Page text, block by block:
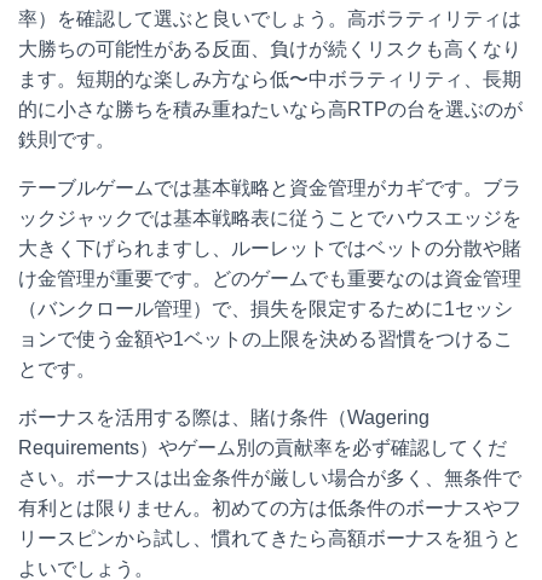
率）を確認して選ぶと良いでしょう。高ボラティリティは
大勝ちの可能性がある反面、負けが続くリスクも高くなり
ます。短期的な楽しみ方なら低〜中ボラティリティ、長期
的に小さな勝ちを積み重ねたいなら高RTPの台を選ぶのが
鉄則です。
テーブルゲームでは基本戦略と資金管理がカギです。ブラ
ックジャックでは基本戦略表に従うことでハウスエッジを
大きく下げられますし、ルーレットではベットの分散や賭
け金管理が重要です。どのゲームでも重要なのは資金管理
（バンクロール管理）で、損失を限定するために1セッシ
ョンで使う金額や1ベットの上限を決める習慣をつけるこ
とです。
ボーナスを活用する際は、賭け条件（Wagering
Requirements）やゲーム別の貢献率を必ず確認してくだ
さい。ボーナスは出金条件が厳しい場合が多く、無条件で
有利とは限りません。初めての方は低条件のボーナスやフ
リースピンから試し、慣れてきたら高額ボーナスを狙うと
よいでしょう。